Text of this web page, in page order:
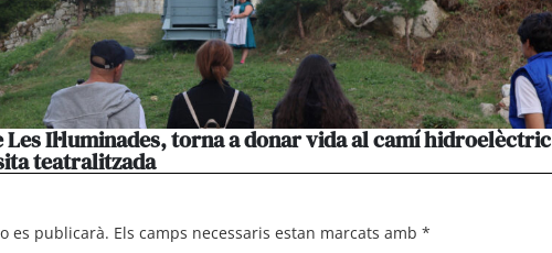
Les Il·luminades, torna a donar vida al camí hidroelèctric
teatralitzada
es publicarà. Els camps necessaris estan marcats amb *